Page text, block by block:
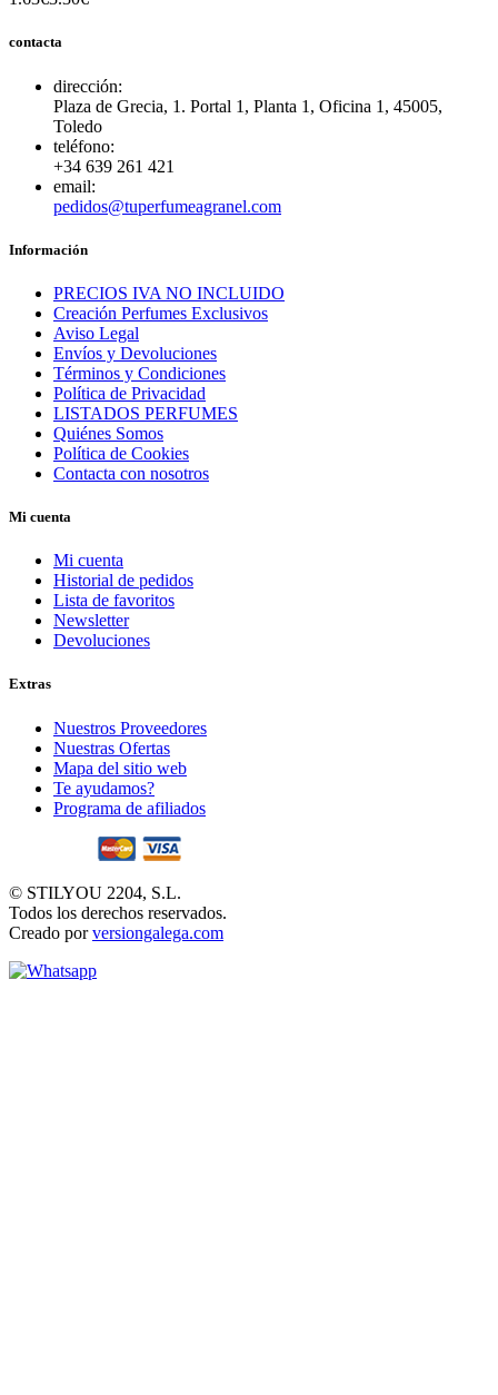
contacta
dirección:
Plaza de Grecia, 1. Portal 1, Planta 1, Oficina 1, 45005,
Toledo
teléfono:
+34 639 261 421
email:
pedidos@tuperfumeagranel.com
Información
PRECIOS IVA NO INCLUIDO
Creación Perfumes Exclusivos
Aviso Legal
Envíos y Devoluciones
Términos y Condiciones
Política de Privacidad
LISTADOS PERFUMES
Quiénes Somos
Política de Cookies
Contacta con nosotros
Mi cuenta
Mi cuenta
Historial de pedidos
Lista de favoritos
Newsletter
Devoluciones
Extras
Nuestros Proveedores
Nuestras Ofertas
Mapa del sitio web
Te ayudamos?
Programa de afiliados
© STILYOU 2204, S.L.
Todos los derechos reservados.
Creado porversiongalega.com